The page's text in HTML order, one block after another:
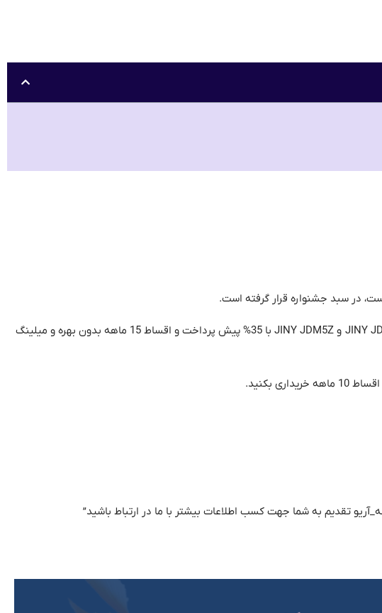
در این طرح محصولاتی چون میلینگ قدرتمند JINY JDM5-MAX با پیش پرداخت 50% و اقساط 20 ماهه بدون بهره و میلینگ JINY JDM4T و JINY JDM5Z با 35% پیش پرداخت و اقساط 15 ماهه بدون بهره و میلینگ
تقدیم به شما جهت کسب اطلاعات بیشتر با ما در ارتباط باشید”